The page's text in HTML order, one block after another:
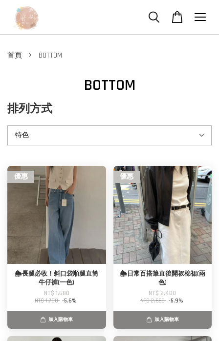
首頁 › BOTTOM
BOTTOM
排列方式
優惠
🌦️長腿必收！斜口袋順腿直筒
牛仔褲(一色)
NT$ 1,680
NT$ 1,780 -5.6%
加入購物車
優惠
🌦️日常百搭筆直後開衩棉裙(兩
色)
NT$ 2,400
NT$ 2,550 -5.9%
加入購物車